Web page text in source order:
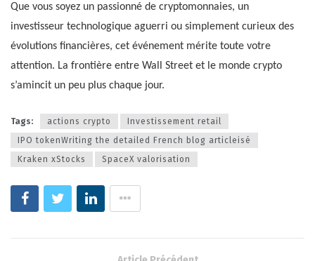
Que vous soyez un passionné de cryptomonnaies, un
investisseur technologique aguerri ou simplement curieux des
évolutions financières, cet événement mérite toute votre
attention. La frontière entre Wall Street et le monde crypto
s’amincit un peu plus chaque jour.
Tags: actions crypto
Investissement retail
IPO tokenWriting the detailed French blog articleisé
Kraken xStocks
SpaceX valorisation